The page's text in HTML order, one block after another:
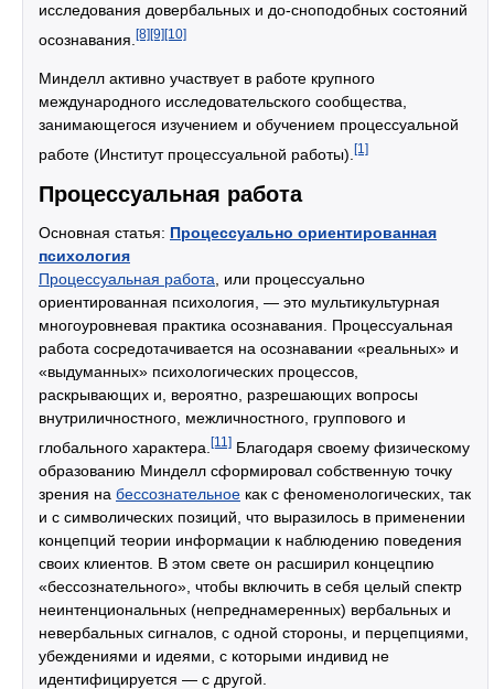
исследования довербальных и до-сноподобных состояний
осознавания. [8][9][10]
Минделл активно участвует в работе крупного
международного исследовательского сообщества,
занимающегося изучением и обучением процессуальной
работе (Институт процессуальной работы). [1]
Процессуальная работа
Основная статья: Процессуально ориентированная
психология
Процессуальная работа , или процессуально
ориентированная психология, — это мультикультурная
многоуровневая практика осознавания. Процессуальная
работа сосредотачивается на осознавании «реальных» и
«выдуманных» психологических процессов,
раскрывающих и, вероятно, разрешающих вопросы
внутриличностного, межличностного, группового и
глобального характера. [11] Благодаря своему физическому
образованию Минделл сформировал собственную точку
зрения на бессознательное как с феноменологических, так
и с символических позиций, что выразилось в применении
концепций теории информации к наблюдению поведения
своих клиентов. В этом свете он расширил концецпию
«бессознательного», чтобы включить в себя целый спектр
неинтенциональных (непреднамеренных) вербальных и
невербальных сигналов, с одной стороны, и перцепциями,
убеждениями и идеями, с которыми индивид не
идентифицируется — с другой.